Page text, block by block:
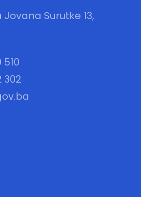
Surutke 13,
510
302